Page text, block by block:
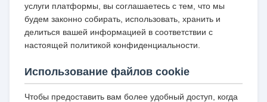
услуги платформы, вы соглашаетесь с тем, что мы
будем законно собирать, использовать, хранить и
делиться вашей информацией в соответствии с
настоящей политикой конфиденциальности.
Использование файлов cookie
Чтобы предоставить вам более удобный доступ, когда